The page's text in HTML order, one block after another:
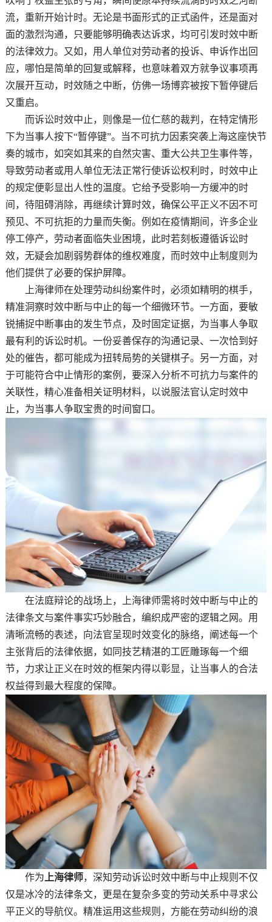
流，重新开始计时。无论是书面形式的正式函件，还是面对
面的激烈沟通，只要能够明确表达诉求，均可引发时效中断
的法律效力。又如，用人单位对劳动者的投诉、申诉作出回
应，哪怕是简单的回复或解释，也意味着双方就争议事项再
次展开互动，时效随之中断，仿佛一场博弈被按下暂停键后
又重启。
而诉讼时效中止，则像是一位仁慈的裁判，在特定情形
下为当事人按下“暂停键”。当不可抗力因素突袭上海这座快节
奏的城市，如突如其来的自然灾害、重大公共卫生事件等，
导致劳动者或用人单位无法正常行使诉讼权利时，时效中止
的规定便彰显出人性的温度。它给予受影响一方缓冲的时
间，待阻碍消除，再继续计算时效，确保公平正义不因不可
预见、不可抗拒的力量而失衡。例如在疫情期间，许多企业
停工停产，劳动者面临失业困境，此时若刻板遵循诉讼时
效，无疑会加剧弱势群体的维权难度，而时效中止制度则为
他们提供了必要的保护屏障。
上海律师在处理劳动纠纷案件时，必须如精明的棋手，
精准洞察时效中断与中止的每一个细微环节。一方面，要敏
锐捕捉中断事由的发生节点，及时固定证据，为当事人争取
最有利的诉讼时机。一份妥善保存的沟通记录、一次恰到好
处的催告，都可能成为扭转局势的关键棋子。另一方面，对
于可能符合中止情形的案例，要深入分析不可抗力与案件的
关联性，精心准备相关证明材料，以说服法官认定时效中
止，为当事人争取宝贵的时间窗口。
在法庭辩论的战场上，上海律师需将时效中断与中止的
法律条文与案件事实巧妙融合，编织成严密的逻辑之网。用
清晰流畅的表述，向法官呈现时效变化的脉络，阐述每一个
主张背后的法律依据，如同技艺精湛的工匠雕琢每一个细
节，力求让正义在时效的框架内得以彰显，让当事人的合法
权益得到最大程度的保障。
作为 上海律师，深知劳动诉讼时效中断与中止规则不仅
仅是冰冷的法律条文，更是在复杂多变的劳动关系中寻求公
平正义的导航仪。精准运用这些规则，方能在劳动纠纷的浪